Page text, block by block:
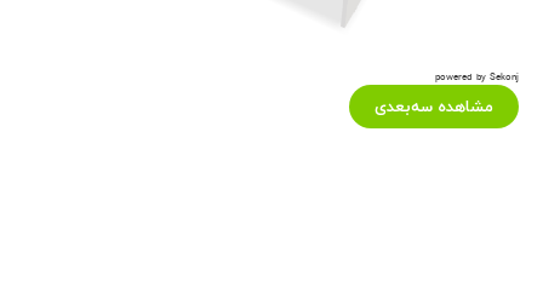
powered by Sekonj
مشاهده سه‌بعدی